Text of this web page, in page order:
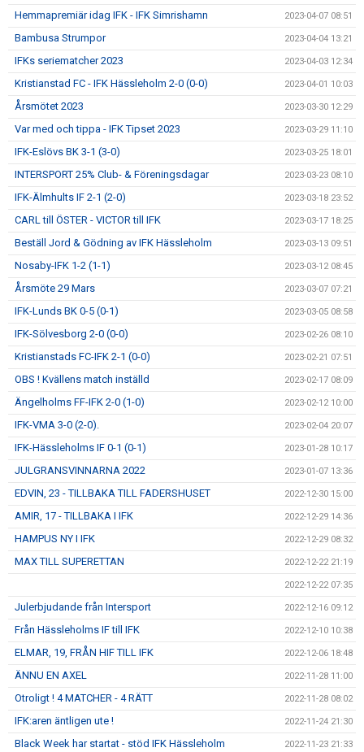
Hemmapremiär idag IFK - IFK Simrishamn 2023-04-07 08:51
Bambusa Strumpor 2023-04-04 13:21
IFKs seriematcher 2023 2023-04-03 12:34
Kristianstad FC - IFK Hässleholm 2-0 (0-0) 2023-04-01 10:03
Årsmötet 2023 2023-03-30 12:29
Var med och tippa - IFK Tipset 2023 2023-03-29 11:10
IFK-Eslövs BK 3-1 (3-0) 2023-03-25 18:01
INTERSPORT 25% Club- & Föreningsdagar 2023-03-23 08:10
IFK-Älmhults IF 2-1 (2-0) 2023-03-18 23:52
CARL till ÖSTER - VICTOR till IFK 2023-03-17 18:25
Beställ Jord & Gödning av IFK Hässleholm 2023-03-13 09:51
Nosaby-IFK 1-2 (1-1) 2023-03-12 08:45
Årsmöte 29 Mars 2023-03-07 07:21
IFK-Lunds BK 0-5 (0-1) 2023-03-05 08:58
IFK-Sölvesborg 2-0 (0-0) 2023-02-26 08:10
Kristianstads FC-IFK 2-1 (0-0) 2023-02-21 07:51
OBS ! Kvällens match inställd 2023-02-17 08:09
Ängelholms FF-IFK 2-0 (1-0) 2023-02-12 10:00
IFK-VMA 3-0 (2-0). 2023-02-04 20:07
IFK-Hässleholms IF 0-1 (0-1) 2023-01-28 10:17
JULGRANSVINNARNA 2022 2023-01-07 13:36
EDVIN, 23 - TILLBAKA TILL FADERSHUSET 2022-12-30 15:00
AMIR, 17 - TILLBAKA I IFK 2022-12-29 14:36
HAMPUS NY I IFK 2022-12-29 08:32
MAX TILL SUPERETTAN 2022-12-22 21:19
2022-12-22 07:35
Julerbjudande från Intersport 2022-12-16 09:12
Från Hässleholms IF till IFK 2022-12-10 10:38
ELMAR, 19, FRÅN HIF TILL IFK 2022-12-06 18:48
ÄNNU EN AXEL 2022-11-28 11:00
Otroligt ! 4 MATCHER - 4 RÄTT 2022-11-28 08:02
IFK:aren äntligen ute ! 2022-11-24 21:30
Black Week har startat - stöd IFK Hässleholm 2022-11-23 21:33